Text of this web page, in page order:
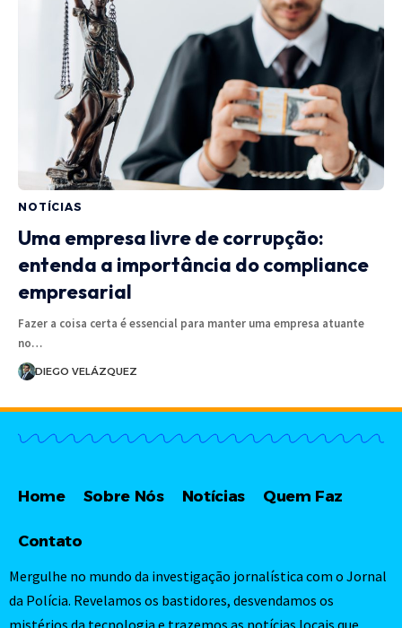
NOTÍCIAS
Uma empresa livre de corrupção:
entenda a importância do compliance
empresarial
Fazer a coisa certa é essencial para manter uma empresa atuante
no…
DIEGO VELÁZQUEZ
Home Sobre Nós Notícias Quem Faz
Contato
Mergulhe no mundo da investigação jornalística com o Jornal
da Polícia. Revelamos os bastidores, desvendamos os
mistérios da tecnologia e trazemos as notícias locais que